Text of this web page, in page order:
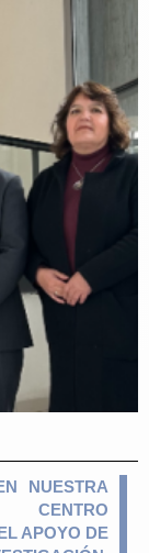
NUESTRA
APOYO DE